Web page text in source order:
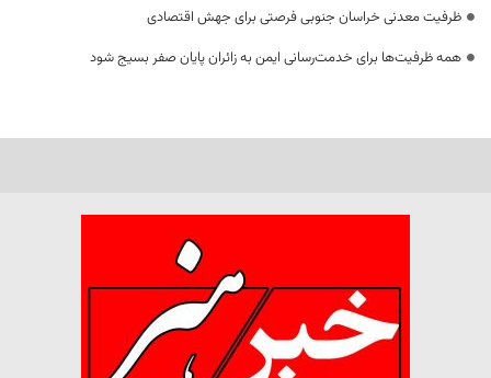
ظرفیت معدنی خراسان جنوبی فرصتی برای جهش اقتصادی
همه ظرفیت‌ها برای خدمت‌رسانی ایمن به زائران پایان صفر بسیج شود